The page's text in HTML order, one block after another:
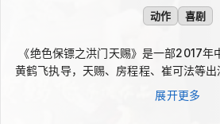
动作 喜剧
《绝色保镖之洪门天赐》是一部2017年
黄鹤飞执导，天赐、房程程、崔可法等
疯癫的天赐展开，他在途中忽然被两拨
女，一边是三个丑男。敌友难分之际，
展开更多